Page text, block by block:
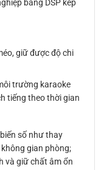
bằng DSP kép
giữ được độ chi
trường karaoke
tiếng theo thời gian
số như thay
gian phòng;
và giữ chất âm ổn